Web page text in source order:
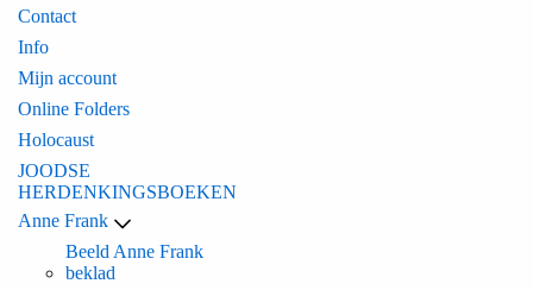
Contact
Info
Mijn account
Online Folders
Holocaust
JOODSE
HERDENKINGSBOEKEN
Anne Frank
Beeld Anne Frank
beklad